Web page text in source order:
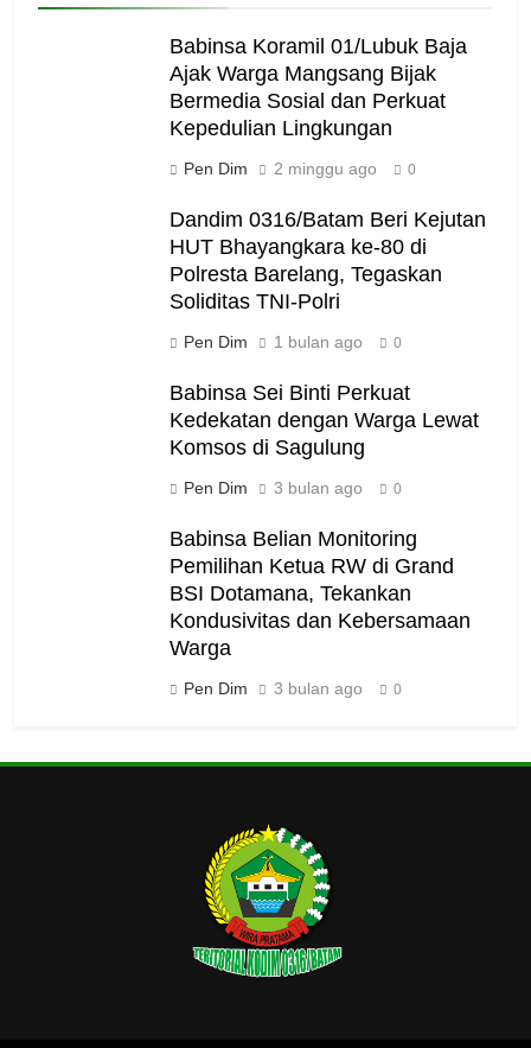
Babinsa Koramil 01/Lubuk Baja
Ajak Warga Mangsang Bijak
Bermedia Sosial dan Perkuat
Kepedulian Lingkungan
Pen Dim 2 minggu ago 0
Dandim 0316/Batam Beri Kejutan
HUT Bhayangkara ke-80 di
Polresta Barelang, Tegaskan
Soliditas TNI-Polri
Pen Dim 1 bulan ago 0
Babinsa Sei Binti Perkuat
Kedekatan dengan Warga Lewat
Komsos di Sagulung
Pen Dim 3 bulan ago 0
Babinsa Belian Monitoring
Pemilihan Ketua RW di Grand
BSI Dotamana, Tekankan
Kondusivitas dan Kebersamaan
Warga
Pen Dim 3 bulan ago 0